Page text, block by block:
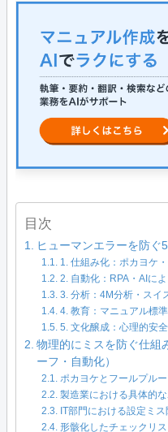
目次
ヒューマンエラーを防ぐ
1. 仕組み化：ポカヨケ
2. 自動化：RPA・AIに
3. 分析：4M分析・スイ
4. 教育：マニュアル標
5. 文化醸成：心理的安
物理的にミスを防ぐ仕組
ーフ・自動化）
ポカヨケとフールプル
製造業における具体的
IT部門における設定ミ
形骸化したチェックリ